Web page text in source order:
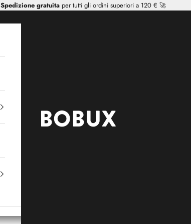
Spedizione gratuitaper tutti gli ordini superiori a 120 € 🚀
Mr Tiggle - Distributor